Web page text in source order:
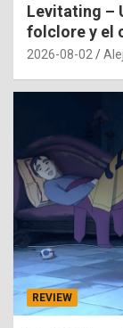
Levitating –
folclore y el
2026-08-02
REVIEW